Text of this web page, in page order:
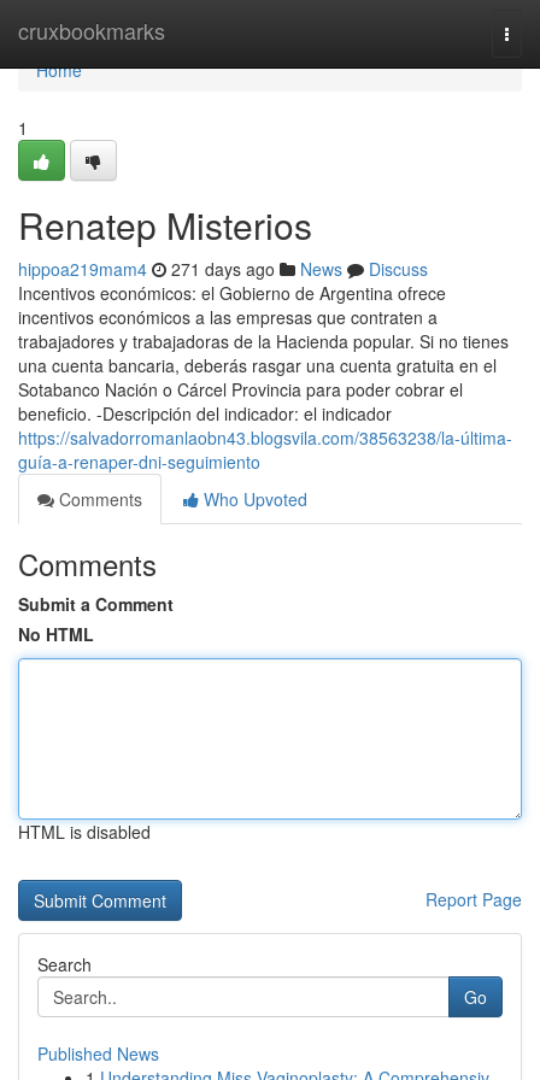
cruxbookmarks
Home
Home
1
Renatep Misterios
hippoa219mam4 271 days ago News
Discuss
Incentivos económicos: el Gobierno de Argentina ofrece
incentivos económicos a las empresas que contraten a
trabajadores y trabajadoras de la Hacienda popular. Si no​ tienes
una cuenta bancaria, deberás rasgar una cuenta ​gratuita en el
Sotabanco Nación o Cárcel Provincia para poder cobrar el
beneficio. -Descripción del indicador: el indicador
https://salvadorromanlaobn43.blogsvila.com/38563238/la-última-
guía-a-renaper-dni-seguimiento
Comments
Who Upvoted
Comments
Submit a Comment
No HTML
HTML is disabled
Report Page
Search
Go
Published News